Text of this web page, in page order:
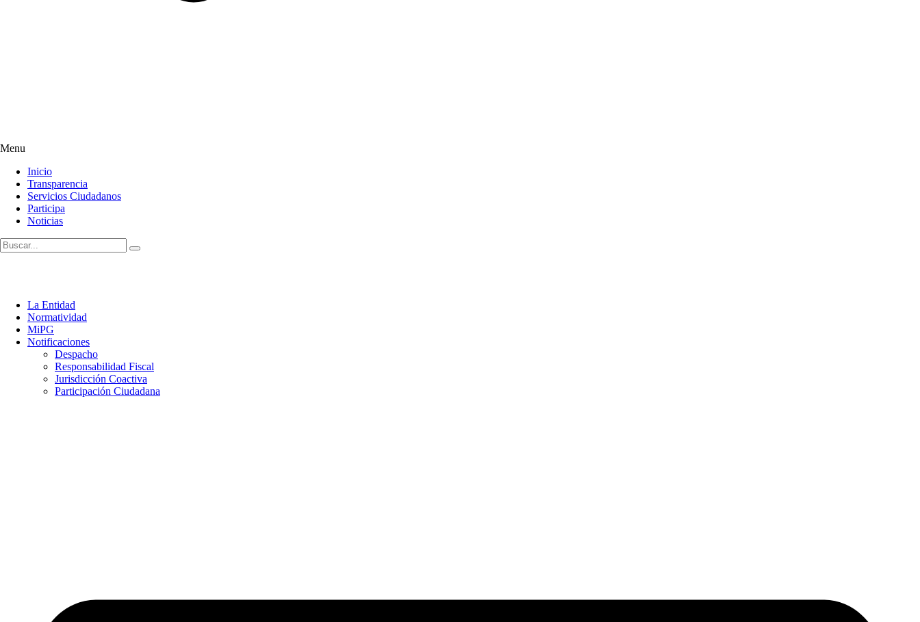
Menu
Inicio
Transparencia
Servicios Ciudadanos
Participa
Noticias
La Entidad
Normatividad
MiPG
Notificaciones
Despacho
Responsabilidad Fiscal
Jurisdicción Coactiva
Participación Ciudadana